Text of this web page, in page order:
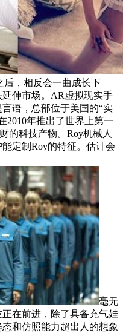
后，相反会一曲成长下
伸市场。AR虚拟现实手
语，总部位于美国的“实
2010年推出了世界上第一
的科技产物。Roy机械人
定制Roy的特征。估计会
毫无
在前进，除了具备充气娃
和仿照能力超出人的想象